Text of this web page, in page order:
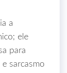
a
ele
para
sarcasmo